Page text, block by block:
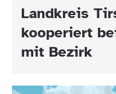
Landkreis
kooperiert
mit Bezirk